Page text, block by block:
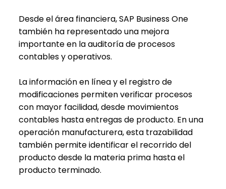
Desde el área financiera, SAP Business One
también ha representado una mejora
importante en la auditoría de procesos
contables y operativos.
La información en línea y el registro de
modificaciones permiten verificar procesos
con mayor facilidad, desde movimientos
contables hasta entregas de producto. En una
operación manufacturera, esta trazabilidad
también permite identificar el recorrido del
producto desde la materia prima hasta el
producto terminado.